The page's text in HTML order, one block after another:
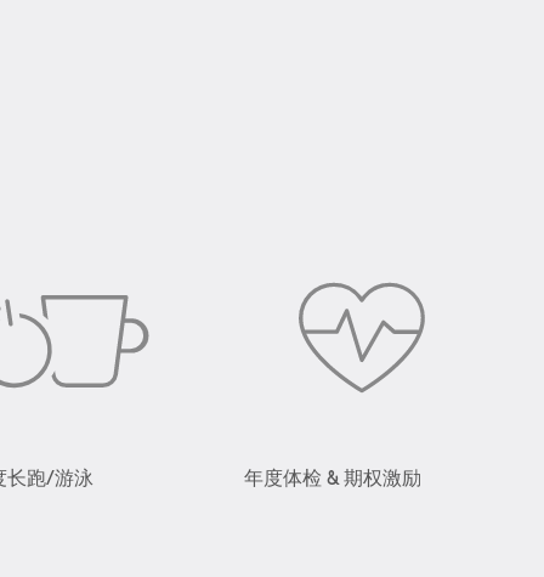
长跑/游泳 年度体检 & 期权激励